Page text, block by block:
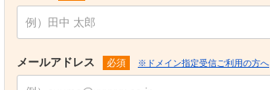
メールアドレス 必須 ※ドメイン指定受信ご利用の方へ